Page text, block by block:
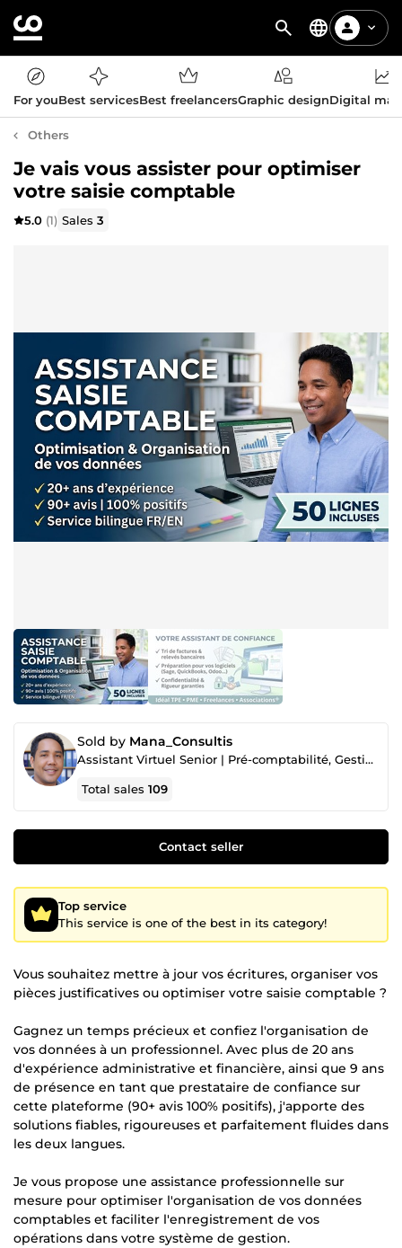
For youBest servicesBest freelancersGraphic designDigital
Others
Je vais vous assister pour optimiser
votre saisie comptable
5.0 (1) Sales3
Sold by Mana_Consultis
Assistant Virtuel Senior | Pré-comptabilité, Gestion Admin & Shopify
Total sales109
Contact seller
Top service
This service is one of the best in its category!
Vous souhaitez mettre à jour vos écritures, organiser vos
pièces justificatives ou optimiser votre saisie comptable ?
Gagnez un temps précieux et confiez l'organisation de
vos données à un professionnel. Avec plus de 20 ans
d'expérience administrative et financière, ainsi que 9 ans
de présence en tant que prestataire de confiance sur
cette plateforme (90+ avis 100% positifs), j'apporte des
solutions fiables, rigoureuses et parfaitement fluides dans
les deux langues.
Je vous propose une assistance professionnelle sur
mesure pour optimiser l'organisation de vos données
comptables et faciliter l'enregistrement de vos
opérations dans votre système de gestion.